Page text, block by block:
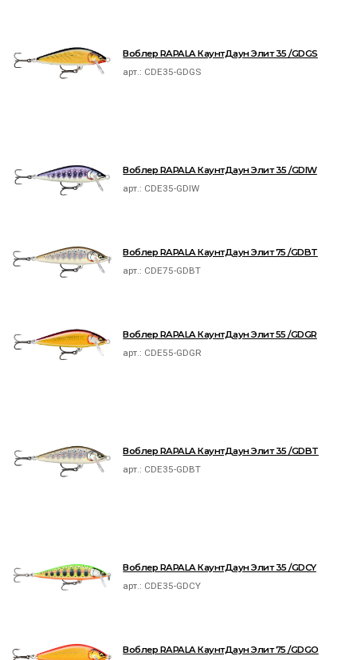
Воблер RAPALA КаунтДаун Элит 35 /GDGS
арт.: CDE35-GDGS
Воблер RAPALA КаунтДаун Элит 35 /GDIW
арт.: CDE35-GDIW
Воблер RAPALA КаунтДаун Элит 75 /GDBT
арт.: CDE75-GDBT
Воблер RAPALA КаунтДаун Элит 55 /GDGR
арт.: CDE55-GDGR
Воблер RAPALA КаунтДаун Элит 35 /GDBT
арт.: CDE35-GDBT
Воблер RAPALA КаунтДаун Элит 35 /GDCY
арт.: CDE35-GDCY
Воблер RAPALA КаунтДаун Элит 75 /GDGO